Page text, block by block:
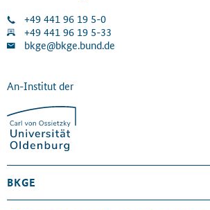
+49 441 96 19 5-0
+49 441 96 19 5-33
bkge@bkge.bund.de
An-Institut der
BKGE